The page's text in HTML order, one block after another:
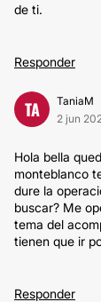
de ti.
Responder
TA
TaniaM
2 jun
Hola bella
monteblanco
dure la
buscar? Me
tema del
tienen que ir
Responder